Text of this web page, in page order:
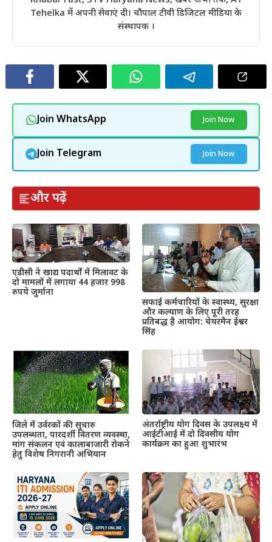
Tehelka में अपनी सेवाएं दी। चौपाल टीवी डिजिटल मीडिया के
संस्थापक ।
Join WhatsApp Join Now
Join Telegram Join Now
और पढ़ें
एडीसी ने खाद्य पदार्थों में मिलावट के
दो मामलों में लगाया 44 हजार 998
रुपये जुर्माना
सफाई कर्मचारियों के स्वास्थ्य, सुरक्षा
और कल्याण के लिए पूरी तरह
प्रतिबद्ध है आयोग: चेयरमैन ईश्वर
सिंह
जिले में उर्वरकों की सुचारु
उपलब्धता, पारदर्शी वितरण व्यवस्था,
मांग संकलन एवं कालाबाजारी रोकने
हेतु विशेष निगरानी अभियान
अंतर्राष्ट्रीय योग दिवस के उपलक्ष्य में
आईटीआई में दो दिवसीय योग
कार्यक्रम का हुआ शुभारंभ